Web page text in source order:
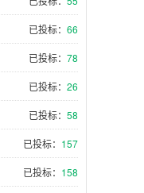
已投标： 66
已投标： 78
已投标： 26
已投标： 58
已投标： 157
已投标： 158